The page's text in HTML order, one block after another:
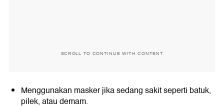
SCROLL TO CONTINUE WITH CONTENT
Menggunakan masker jika sedang sakit seperti batuk,
pilek, atau demam.